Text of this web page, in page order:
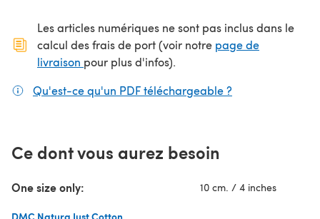
Les articles numériques ne sont pas inclus dans le
calcul des frais de port (voir notre page de
livraison (s'ouvre dans un nouvel onglet)
pour plus d'infos).
Qu'est-ce qu'un PDF téléchargeable ?
Ce dont vous aurez besoin
One size only: 10 cm. / 4 inches
DMC Natura Just Cotton